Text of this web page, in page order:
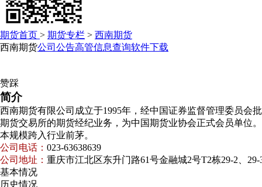
期货首页 > 期货专栏 > 西南期货
西南期货公司公告高管信息查询软件下载
赞踩
简介
西南期货有限公司成立于1995年，经中国证券监督管理委员会
期货交易所的期货经纪业务，为中国期货业协会正式会员单位
本规模跨入行业前茅。
公司电话： 023-63638639
公司地址： 重庆市江北区东升门路61号金融城2号T2栋29-2、29-
基本情况
历史情况